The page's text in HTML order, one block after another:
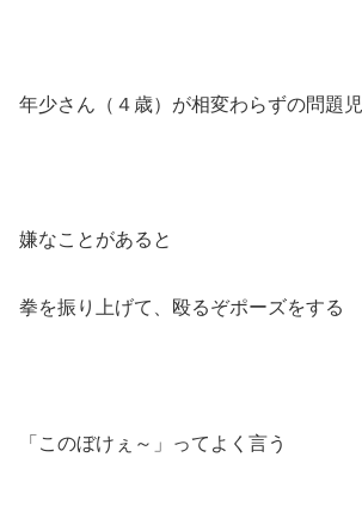
年少さん（４歳）が相変わらずの問題児
嫌なことがあると
拳を振り上げて、殴るぞポーズをする
「このぼけぇ～」ってよく言う